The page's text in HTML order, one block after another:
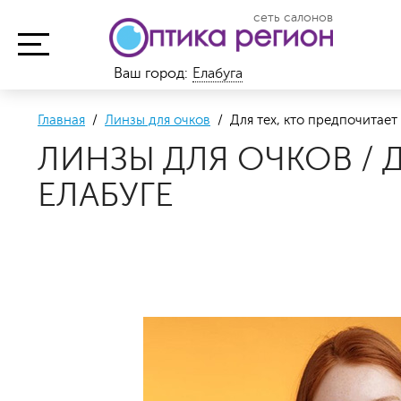
сеть салонов
Ваш город: Елабуга
Главная / Линзы для очков / Для тех, кто предпочитает
ЛИНЗЫ ДЛЯ ОЧКОВ /
ЕЛАБУГЕ